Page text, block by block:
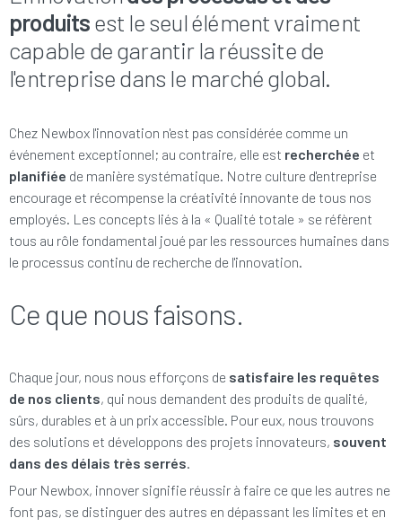
produitsest le seul élément vraiment
capable de garantir la réussite de
l'entreprise dans le marché global.
Chez Newbox l'innovation n'est pas considérée comme un
événement exceptionnel; au contraire, elle est recherchée et
planifiée de manière systématique. Notre culture d'entreprise
encourage et récompense la créativité innovante de tous nos
employés. Les concepts liés à la « Qualité totale » se réfèrent
tous au rôle fondamental joué par les ressources humaines dans
le processus continu de recherche de l'innovation.
Ce que nous faisons.
Chaque jour, nous nous efforçons de satisfaire les requêtes
de nos clients, qui nous demandent des produits de qualité,
sûrs, durables et à un prix accessible. Pour eux, nous trouvons
des solutions et développons des projets innovateurs, souvent
dans des délais très serrés.
Pour Newbox, innover signifie réussir à faire ce que les autres ne
font pas, se distinguer des autres en dépassant les limites et en